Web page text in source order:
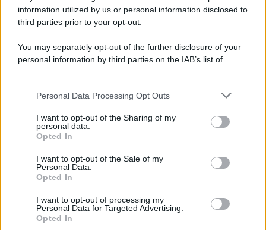
information utilized by us or personal information disclosed to
third parties prior to your opt-out.
You may separately opt-out of the further disclosure of your
personal information by third parties on the IAB’s list of
This information may also be disclosed by us to third parties
disclose it to other third parties.
Please note that this website/app uses one or more Google
services and may gather and store information including but
not limited to your visit or usage behaviour. You may click to
grant or deny consent to Google and its third-party tags to
consent section.
Personal Data Processing Opt Outs
I want to opt-out of the Sharing of my
personal data.
Opted In
I want to opt-out of the Sale of my
Personal Data.
Opted In
I want to opt-out of processing my
Personal Data for Targeted Advertising.
Opted In
Motors Magazine 365
Day Travel 365
Home Magazine 365
Cineverse Magazine
InvestirMag
Investieren24